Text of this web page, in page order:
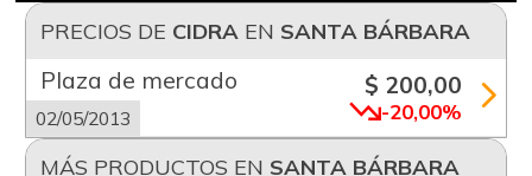
PRECIOS DE CIDRAEN SANTA BÁRBARA
Plaza de mercado
02/05/2013
$ 200,00
-20,00%
MÁS PRODUCTOS EN SANTA BÁRBARA